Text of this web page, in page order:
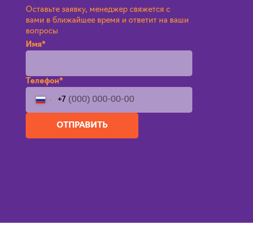
Оставьте заявку, менеджер свяжется с
вами в ближайшее время и ответит на ваши
вопросы
Имя*
Телефон*
+7
ОТПРАВИТЬ